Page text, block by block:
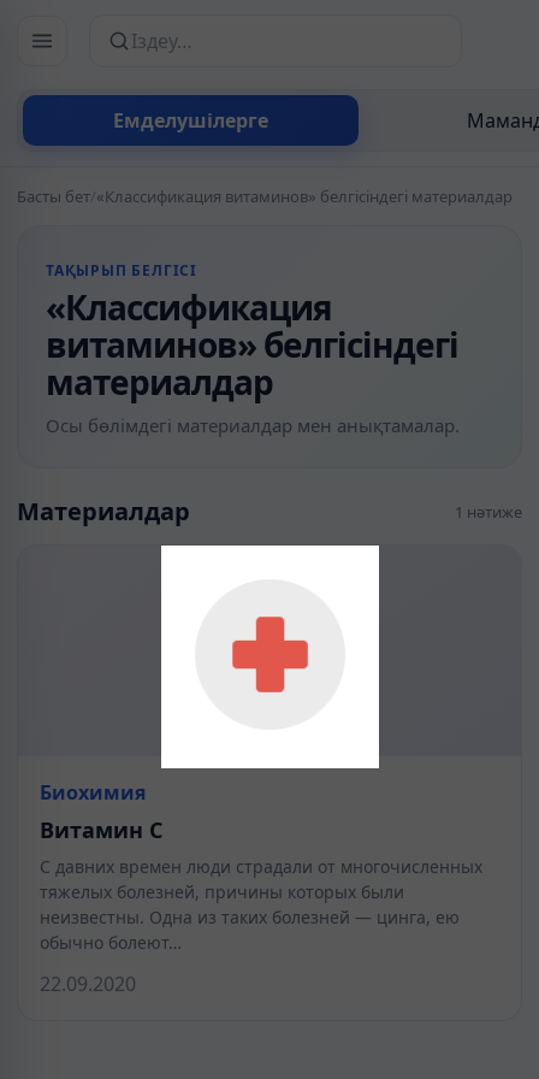
Емделушілерге
Сайттан іздеу
Басты бет/«Классификация витаминов» белгісіндегі материалдар
ТАҚЫРЫП БЕЛГІСІ
«Классификация
витаминов» белгісіндегі
материалдар
Осы бөлімдегі материалдар мен анықтамалар.
Материалдар 1 нәтиже
Биохимия
Витамин С
С давних времен люди страдали от многочисленных
тяжелых болезней, причины которых были
неизвестны. Одна из таких болезней — цинга, ею
обычно болеют…
22.09.2020